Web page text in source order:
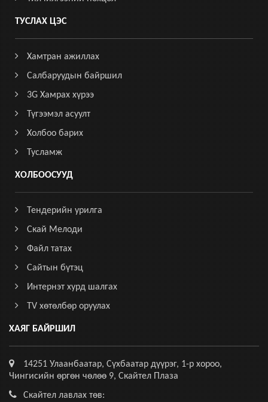
ТУСЛАХ ЦЭС
Хамтран ажиллах
Салбаруудын байршил
3G Хамрах хүрээ
Түгээмэл асуулт
Холбоо барих
Тусламж
ХОЛБООСУУД
Тендерийн урилга
Скай Мелоди
Файл татах
Сайтын бүтэц
Интернэт хурд шалгах
TV хөтөлбөр оруулах
ХАЯГ БАЙРШИЛ
14251 Улаанбаатар, Сүхбаатар дүүрэг, 1-р хороо,
Чингисийн өргөн чөлөө 9, Скайтел Плаза
Скайтел лавлах төв: